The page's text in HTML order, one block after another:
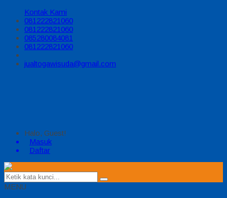
Kontak Kami
081222821060
081222821060
085280084081
081222821060
jualtogawisuda@gmail.com
Halo, Guest!
Masuk
Daftar
MENU